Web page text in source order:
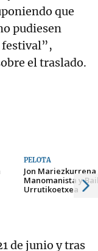
que
pudiesen
festival”,
el traslado.
PELOTA
Jon
Manomanista y
Urrutikoetxea
de junio y tras